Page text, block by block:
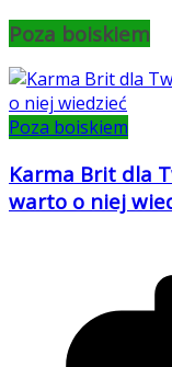
Poza boiskiem
Poza boiskiem
Karma Brit dla
warto o niej